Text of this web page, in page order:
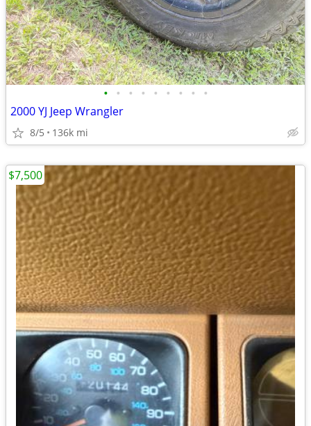
• • • • • • • • •
2000 YJ Jeep Wrangler
8/5 136k mi
$7,500